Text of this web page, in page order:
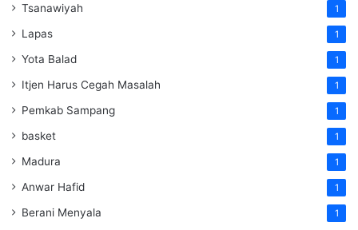
Tsanawiyah 1
Lapas 1
Yota Balad 1
Itjen Harus Cegah Masalah 1
Pemkab Sampang 1
basket 1
Madura 1
Anwar Hafid 1
Berani Menyala 1